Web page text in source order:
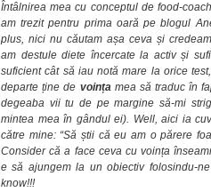
Întâlnirea mea cu conceptul de food-
am trezit pentru prima oară pe blogul
plus, nici nu căutam așa ceva și
am destule diete încercate la activ și
suficient cât să iau notă mare la orice
departe ține de voința mea să traduc în
degeaba vii tu de pe margine să-mi
mintea mea în gândul ei). Well, aici ia
către mine: “Să știi că eu am o părere
Consider că a face ceva cu voința
e să ajungem la un obiectiv folosindu-
know!!!